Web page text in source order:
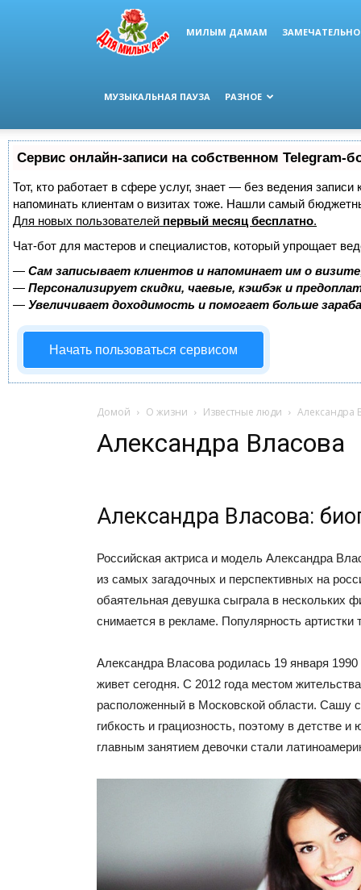
МИЛЫМ ДАМАМ
МУЗЫКАЛЬНАЯ ПАУЗА РАЗНОЕ
Сервис онлайн-записи на собственном Telegram-
Тот, кто работает в сфере услуг, знает — без ведения
напоминать клиентам о визитах тоже. Нашли самый
Для новых пользователей первый месяц бесплатно.
Чат-бот для мастеров и специалистов, который упрощает
— Сам записывает клиентов и напоминает им о
— Персонализирует скидки, чаевые, кэшбэк и
— Увеличивает доходимость и помогает больше
Начать пользоваться сервисом
Домой О жизни Известные люди Александра
Александра Власова
Александра Власова:
Российская актриса и модель Александра
из самых загадочных и перспективных на
обаятельная девушка сыграла в нескольких
снимается в рекламе. Популярность артистки
Александра Власова родилась 19 января 1990
живет сегодня. С 2012 года местом
расположенный в Московской области. Сашу
гибкость и грациозность, поэтому в детстве
главным занятием девочки стали